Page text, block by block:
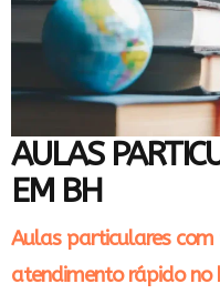
AULAS
EM BH
Aulas particulares com
atendimento rápido no